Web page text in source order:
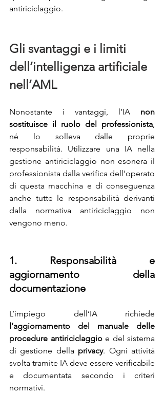
antiriciclaggio.
Gli svantaggi e i limiti
dell’intelligenza artificiale
nell’AML
Nonostante i vantaggi, l’IA non
sostituisce il ruolo del professionista
né lo solleva dalle proprie
responsabilità. Utilizzare una IA nella
gestione antiriciclaggio non esonera il
professionista dalla verifica dell’operato
di questa macchina e di conseguenza
anche tutte le responsabilità derivanti
dalla normativa antiriciclaggio non
vengono meno.
1. Responsabilità e
aggiornamento della
documentazione
l’aggiornamento del manuale delle
procedure antiriciclaggio e del sistema
di gestione della privacy. Ogni attività
svolta tramite IA deve essere verificabile
e documentata secondo i criteri
normativi.